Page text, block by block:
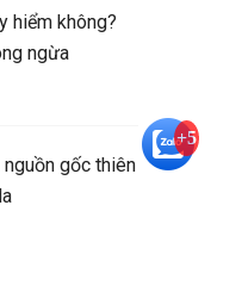
hiểm không?
ngừa
gốc thiên
+5